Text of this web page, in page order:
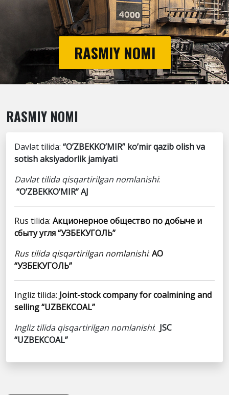
RASMIY NOMI
RASMIY NOMI
Davlat tilida: “O’ZBEKKO’MIR” ko’mir qazib olish va
sotish aksiyadorlik jamiyati
Davlat tilida qisqartirilgan nomlanishi:
“O’ZBEKKO’MIR” AJ
Rus tilida: Акционерное общество по добыче и
сбыту угля “УЗБЕКУГОЛЬ”
Rus tilida qisqartirilgan nomlanishi: АО
“УЗБЕКУГОЛЬ”
Ingliz tilida: Joint-stock company for coalmining and
selling “UZBEKCOAL”
Ingliz tilida qisqartirilgan nomlanishi: JSC
“UZBEKCOAL”